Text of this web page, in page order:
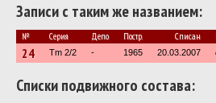
Записи с таким же названием:
№ Серия Депо Постр. Списан
24 Tm 2/2 - 1965 20.03.2007
Cписки подвижного состава: